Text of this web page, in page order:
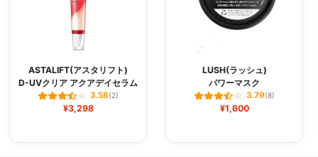
ASTALIFT(アスタリフト)
D-UVクリア アクアデイセラム
3.58(2)
¥3,298
LUSH(ラッシュ)
パワーマスク
3.79(8)
¥1,600